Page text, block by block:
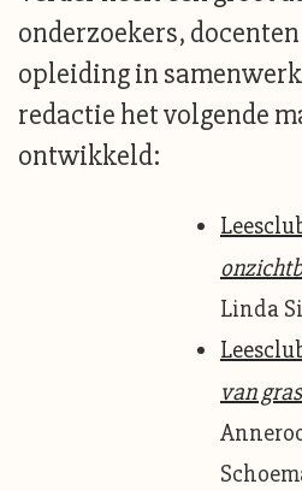
onderzoekers,
opleiding in
redactie het volgende
ontwikkeld:
Linda
van gras